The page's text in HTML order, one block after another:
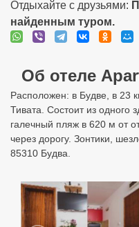
Отдыхайте с друзьями:
найденным туром.
Об отеле
Расположен: в Будве, в 23
Тивата. Состоит из
галечный пляж в 620 м от
через дорогу. Зонтики,
85310 Будва.